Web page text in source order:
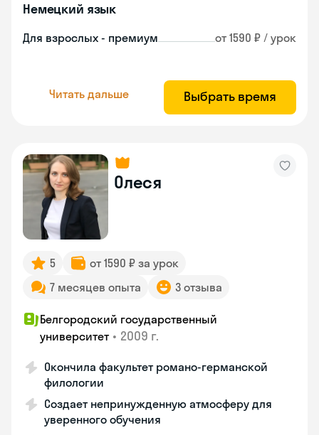
Немецкий язык
Для взрослых - премиум от 1590 ₽ / урок
Читать дальше Выбрать время
Олеся
5
от 1590 ₽ за урок
7 месяцев опыта
3 отзыва
Белгородский государственный
университет • 2009 г.
Окончила факультет романо-германской
филологии
Создает непринужденную атмосферу для
уверенного обучения